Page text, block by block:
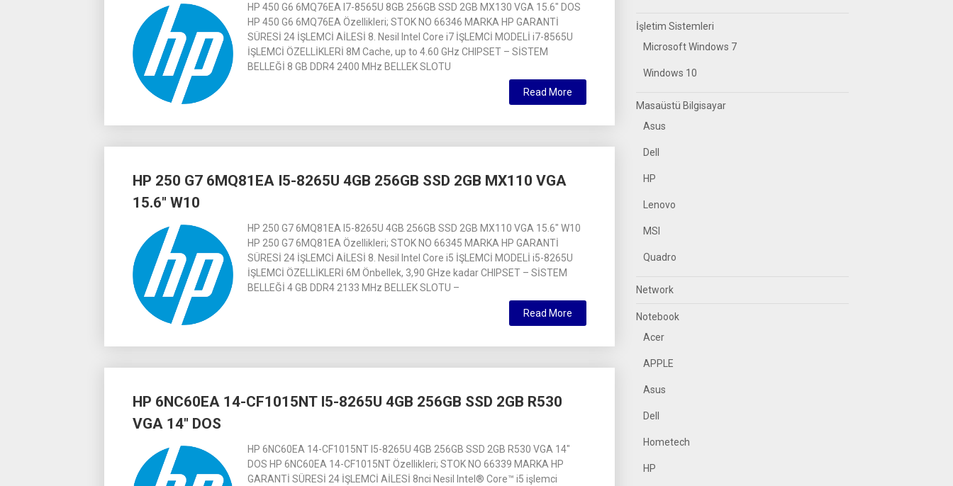
HP 450 G6 6MQ76EA I7-8565U 8GB 256GB SSD 2GB MX130 VGA 15.6″ DOS
HP 450 G6 6MQ76EA Özellikleri; STOK NO 66346 MARKA HP GARANTİ
SÜRESİ 24 İŞLEMCİ AİLESİ 8. Nesil Intel Core i7 İŞLEMCİ MODELİ i7-8565U
İŞLEMCİ ÖZELLİKLERİ 8M Cache, up to 4.60 GHz CHIPSET – SİSTEM
BELLEĞİ 8 GB DDR4 2400 MHz BELLEK SLOTU
Read More
HP 250 G7 6MQ81EA I5-8265U 4GB 256GB SSD 2GB MX110 VGA
15.6″ W10
HP 250 G7 6MQ81EA I5-8265U 4GB 256GB SSD 2GB MX110 VGA 15.6″ W10
HP 250 G7 6MQ81EA Özellikleri; STOK NO 66345 MARKA HP GARANTİ
SÜRESİ 24 İŞLEMCİ AİLESİ 8. Nesil Intel Core i5 İŞLEMCİ MODELİ i5-8265U
İŞLEMCİ ÖZELLİKLERİ 6M Önbellek, 3,90 GHze kadar CHIPSET – SİSTEM
BELLEĞİ 4 GB DDR4 2133 MHz BELLEK SLOTU –
Read More
HP 6NC60EA 14-CF1015NT I5-8265U 4GB 256GB SSD 2GB R530
VGA 14″ DOS
HP 6NC60EA 14-CF1015NT I5-8265U 4GB 256GB SSD 2GB R530 VGA 14″
DOS HP 6NC60EA 14-CF1015NT Özellikleri; STOK NO 66339 MARKA HP
GARANTİ SÜRESİ 24 İŞLEMCİ AİLESİ 8nci Nesil Intel® Core™ i5 işlemci
İşletim Sistemleri
Microsoft Windows 7
Windows 10
Masaüstü Bilgisayar
Asus
Dell
HP
Lenovo
MSI
Quadro
Network
Notebook
Acer
APPLE
Asus
Dell
Hometech
HP